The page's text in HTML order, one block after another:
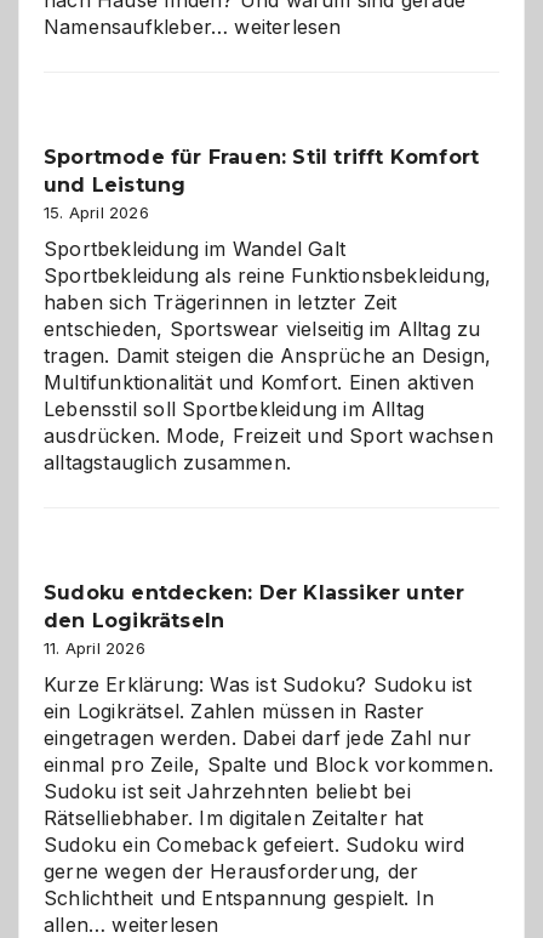
Namensaufkleber…Namensaufkleber
gegen
Chaos
weiterlesen
Sportmode für Frauen: Stil trifft Komfort
und Leistung
15. April 2026
Sportbekleidung im Wandel Galt
Sportbekleidung als reine Funktionsbekleidung,
haben sich Trägerinnen in letzter Zeit
entschieden, Sportswear vielseitig im Alltag zu
tragen. Damit steigen die Ansprüche an Design,
Multifunktionalität und Komfort. Einen aktiven
Lebensstil soll Sportbekleidung im Alltag
ausdrücken. Mode, Freizeit und Sport wachsen
alltagstauglich zusammen.
Sudoku entdecken: Der Klassiker unter
den Logikrätseln
11. April 2026
Kurze Erklärung: Was ist Sudoku? Sudoku ist
ein Logikrätsel. Zahlen müssen in Raster
eingetragen werden. Dabei darf jede Zahl nur
einmal pro Zeile, Spalte und Block vorkommen.
Sudoku ist seit Jahrzehnten beliebt bei
Rätselliebhaber. Im digitalen Zeitalter hat
Sudoku ein Comeback gefeiert. Sudoku wird
gerne wegen der Herausforderung, der
Schlichtheit und Entspannung gespielt. In
allen…Sudoku
weiterlesen